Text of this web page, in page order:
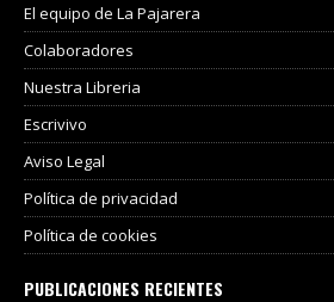
El equipo de La Pajarera
Colaboradores
Nuestra Libreria
Escrivivo
Aviso Legal
Política de privacidad
Política de cookies
PUBLICACIONES RECIENTES